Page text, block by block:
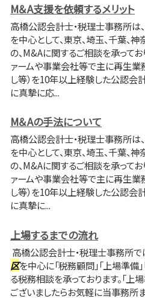
M＆A支援を依頼するメリット
高橋公認会計士・税理士事務所は、
を中心として、東京、埼玉、千葉、
の、M&Aに関するご相談を承ってお
ァームや事業会社等で主に再生業
し等）を10年以上経験した公認会
に真摯に応...
M＆Aの手法について
高橋公認会計士・税理士事務所は、
を中心として、東京、埼玉、千葉、
の、M&Aに関するご相談を承ってお
ァームや事業会社等で主に再生業
し等）を10年以上経験した公認会
に真摯に...
上場するまでの流れ
高橋公認会計士・税理士事務所で
区を中心に「税務顧問」「上場準備
る税務相談を承っております。「上
ございましたらお気軽に当事務所